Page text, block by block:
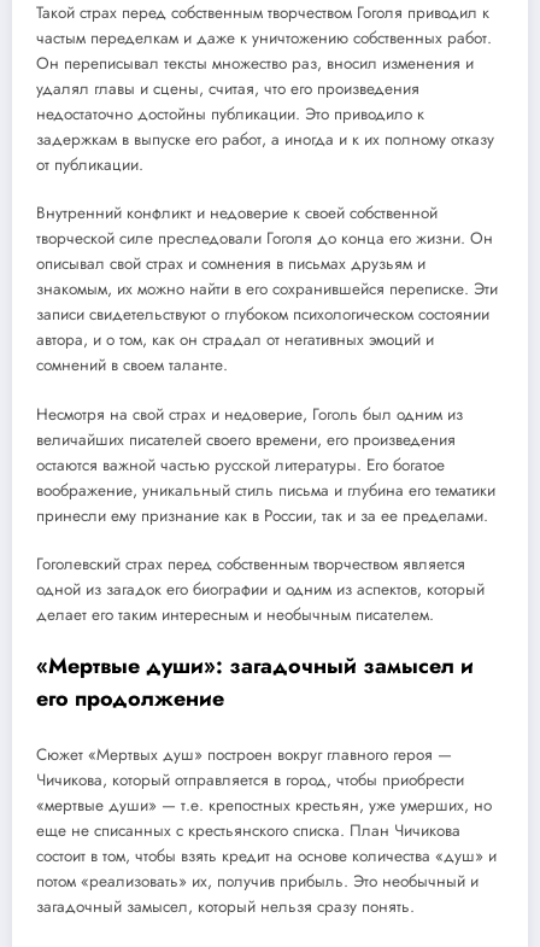
Такой страх перед собственным творчеством Гоголя приводил к
частым переделкам и даже к уничтожению собственных работ.
Он переписывал тексты множество раз, вносил изменения и
удалял главы и сцены, считая, что его произведения
недостаточно достойны публикации. Это приводило к
задержкам в выпуске его работ, а иногда и к их полному отказу
от публикации.
Внутренний конфликт и недоверие к своей собственной
творческой силе преследовали Гоголя до конца его жизни. Он
описывал свой страх и сомнения в письмах друзьям и
знакомым, их можно найти в его сохранившейся переписке. Эти
записи свидетельствуют о глубоком психологическом состоянии
автора, и о том, как он страдал от негативных эмоций и
сомнений в своем таланте.
Несмотря на свой страх и недоверие, Гоголь был одним из
величайших писателей своего времени, его произведения
остаются важной частью русской литературы. Его богатое
воображение, уникальный стиль письма и глубина его тематики
принесли ему признание как в России, так и за ее пределами.
Гоголевский страх перед собственным творчеством является
одной из загадок его биографии и одним из аспектов, который
делает его таким интересным и необычным писателем.
«Мертвые души»: загадочный замысел и
его продолжение
Сюжет «Мертвых душ» построен вокруг главного героя —
Чичикова, который отправляется в город, чтобы приобрести
«мертвые души» — т.е. крепостных крестьян, уже умерших, но
еще не списанных с крестьянского списка. План Чичикова
состоит в том, чтобы взять кредит на основе количества «душ» и
потом «реализовать» их, получив прибыль. Это необычный и
загадочный замысел, который нельзя сразу понять.